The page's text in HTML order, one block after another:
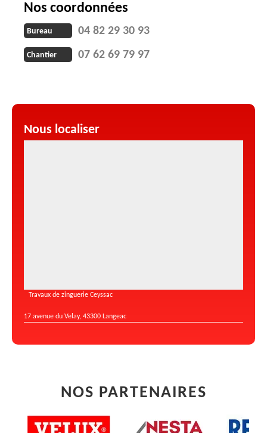
Nos coordonnées
Bureau 04 82 29 30 93
Chantier 07 62 69 79 97
Nous localiser
Travaux de zinguerie Ceyssac
17 avenue du Velay, 43300 Langeac
NOS PARTENAIRES